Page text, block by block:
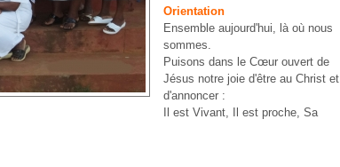
Orientation
Ensemble aujourd'hui, là où nous
sommes.
Puisons dans le Cœur ouvert de
Jésus notre joie d'être au Christ et
d'annoncer :
Il est Vivant, Il est proche, Sa